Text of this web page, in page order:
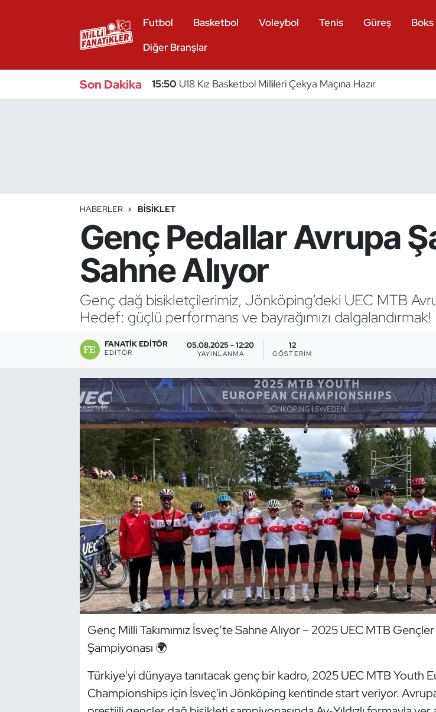
Futbol Basketbol Voleybol Tenis Güreş Boks
Diğer Branşlar
Son Dakika 15:50 U18 Kız Basketbol Millileri Çekya Maçına Hazır
HABERLER BISIKLET
Genç Pedallar Avrupa
Sahne Alıyor
Genç dağ bisikletçilerimiz, Jönköping’deki UEC MTB
Hedef: güçlü performans ve bayrağımızı dalgalandırmak!
FANATIK EDITÖR
EDITÖR
05.08.2025 - 12:20
YAYINLANMA
12
GÖSTERIM
Genç Milli Takımımız İsveç’te Sahne Alıyor – 2025 UEC MTB
Şampiyonası 🌍
Türkiye'yi dünyaya tanıtacak genç bir kadro, 2025 UEC MTB Youth
Championships için İsveç'in Jönköping kentinde start veriyor.
Bocce Bowling Dart
Buz Hokeyi
Buz Pateni
Çim Hokeyi
Cimnastik
Dans Sporları
Dövüş Sanatı